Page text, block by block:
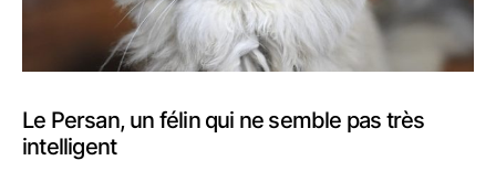
Le Persan, un félin qui ne semble pas très
intelligent